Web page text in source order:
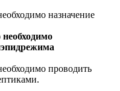
назначение
проводить